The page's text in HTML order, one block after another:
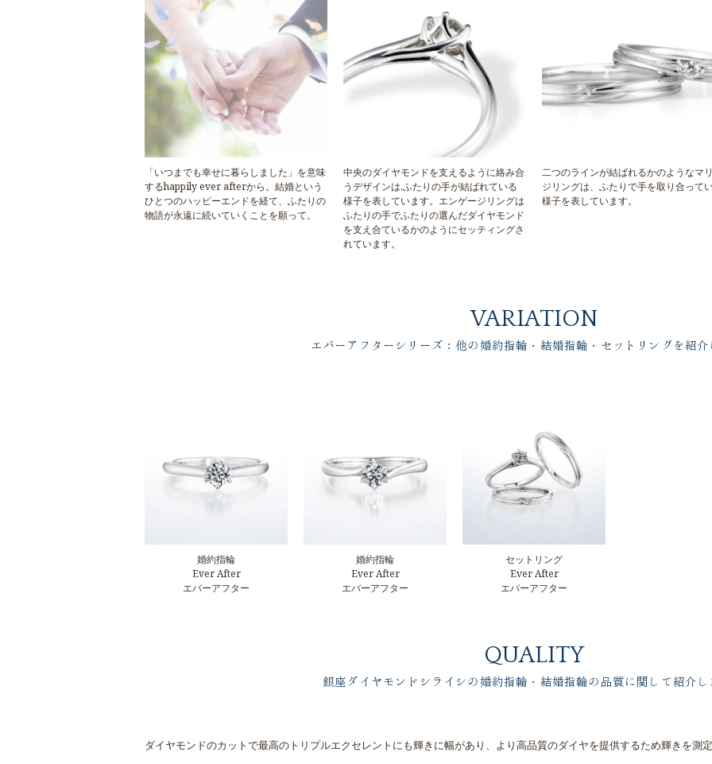
「いつまでも幸せに暮らしました」を意味
するhappily ever afterから。結婚という
ひとつのハッピーエンドを経て、ふたりの
物語が永遠に続いていくことを願って。
中央のダイヤモンドを支えるように絡み合
うデザインは,ふたりの手が結ばれている
様子を表しています。エンゲージリングは
ふたりの手でふたりの選んだダイヤモンド
を支え合ているかのようにセッティングさ
れています。
二つのラインが結ばれるかのようなマ
ジリングは、ふたりで手を取り合って
様子を表しています。
VARIATION
エバーアフターシリーズ：他の婚約指輪・結婚指輪・セットリングを紹
婚約指輪
Ever After
エバーアフター
婚約指輪
Ever After
エバーアフター
セットリング
Ever After
エバーアフター
QUALITY
銀座ダイヤモンドシライシの婚約指輪・結婚指輪の品質に関して紹介し
ダイヤモンドのカットで最高のトリプルエクセレントにも輝きに幅があり、より高品質のダイヤを提供するため輝きを測